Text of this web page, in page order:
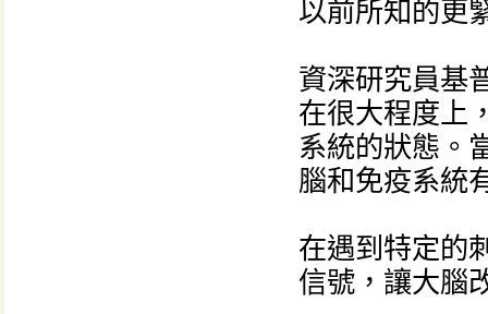
以前所知的更
資深研究員基
在很大程度上
系統的狀態。
腦和免疫系統
在遇到特定的
信號，讓大腦